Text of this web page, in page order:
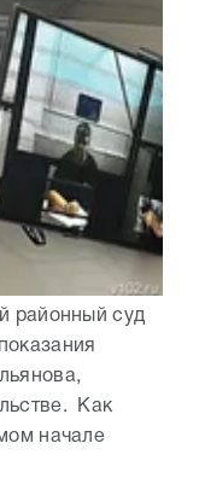
районный суд
Как
начале